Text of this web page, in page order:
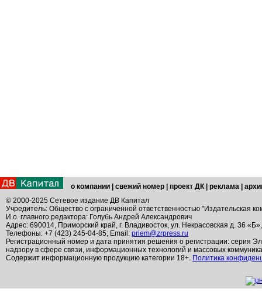
о компании свежий номер проект ДК реклама
© 2000-2025 Сетевое издание ДВ Капитал
Учредитель: Общество с ограниченной ответственностью "Издательская
И.о. главного редактора: Голубь Андрей Александрович
Адрес: 690014, Приморский край, г. Владивосток, ул. Некрасовская д. 36
Телефоны: +7 (423) 245-04-85; Email: priem@zrpress.ru
Регистрационный номер и дата принятия решения о регистрации: серия
надзору в сфере связи, информационных технологий и массовых
Содержит информационную продукцию категории 18+. Политика